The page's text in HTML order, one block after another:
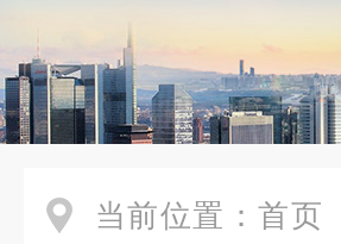
当前位置： 首页